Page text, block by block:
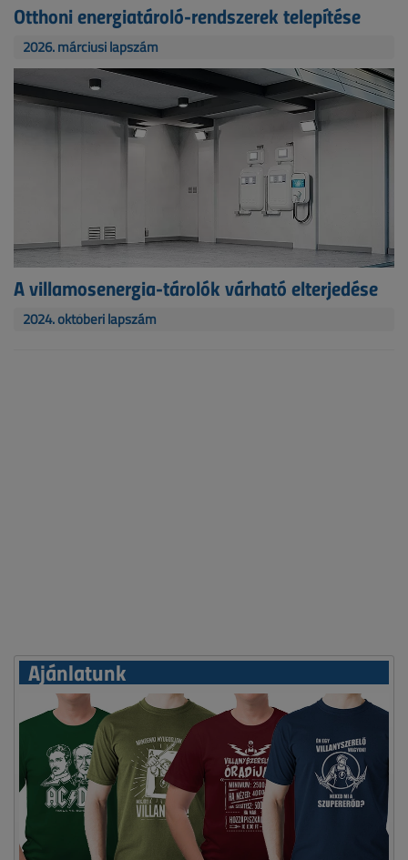
Otthoni energiatároló-rendszerek telepítése
2026. márciusi lapszám
A villamosenergia-tárolók várható elterjedése
2024. októberi lapszám
Ajánlatunk